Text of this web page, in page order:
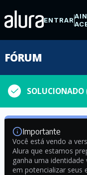
ENTRAR
FÓRUM
SOLUCIONADO
Importante
Você está vendo a
Alura que estamos
ganha uma
em potencializar seus